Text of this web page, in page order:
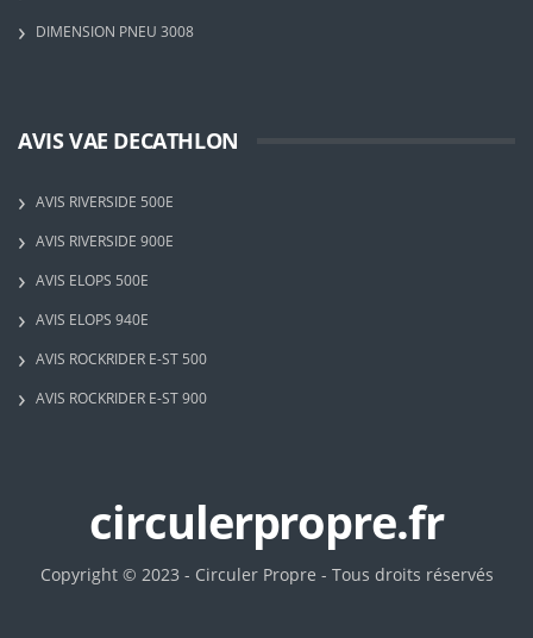
DIMENSION PNEU 3008
AVIS VAE DECATHLON
AVIS RIVERSIDE 500E
AVIS RIVERSIDE 900E
AVIS ELOPS 500E
AVIS ELOPS 940E
AVIS ROCKRIDER E-ST 500
AVIS ROCKRIDER E-ST 900
circulerpropre.fr
Copyright © 2023 - Circuler Propre - Tous droits réservés